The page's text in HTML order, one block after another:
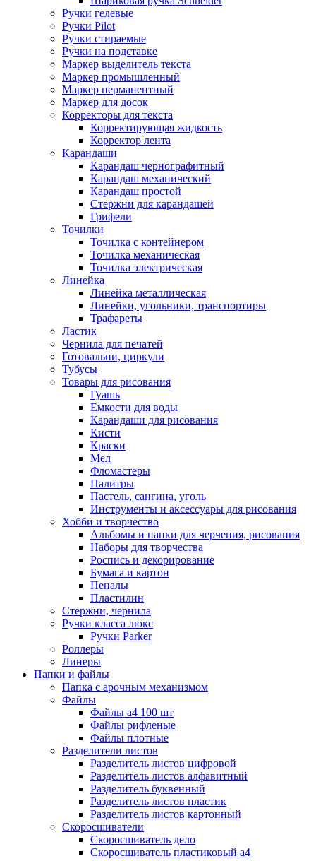
Ручки гелевые
Ручки Pilot
Ручки стираемые
Ручки на подставке
Маркер выделитель текста
Маркер промышленный
Маркер перманентный
Маркер для досок
Корректоры для текста
Корректирующая жидкость
Корректор лента
Карандаши
Карандаш чернографитный
Карандаш механический
Карандаш простой
Стержни для карандашей
Грифели
Точилки
Точилка с контейнером
Точилка механическая
Точилка электрическая
Линейка
Линейка металлическая
Линейки, угольники, транспортиры
Трафареты
Ластик
Чернила для печатей
Готовальни, циркули
Тубусы
Товары для рисования
Гуашь
Емкости для воды
Карандаши для рисования
Кисти
Краски
Мел
Фломастеры
Палитры
Пастель, сангина, уголь
Инструменты и аксессуары для рисования
Хобби и творчество
Альбомы и папки для черчения, рисования
Наборы для творчества
Роспись и декорирование
Бумага и картон
Пеналы
Пластилин
Стержни, чернила
Ручки класса люкс
Ручки Parker
Роллеры
Линеры
Папки и файлы
Папка с арочным механизмом
Файлы
Файлы а4 100 шт
Файлы рифленые
Файлы плотные
Разделители листов
Разделитель листов цифровой
Разделитель листов алфавитный
Разделитель буквенный
Разделитель листов пластик
Разделитель листов картонный
Скоросшиватели
Скоросшиватель дело
Скоросшиватель пластиковый а4